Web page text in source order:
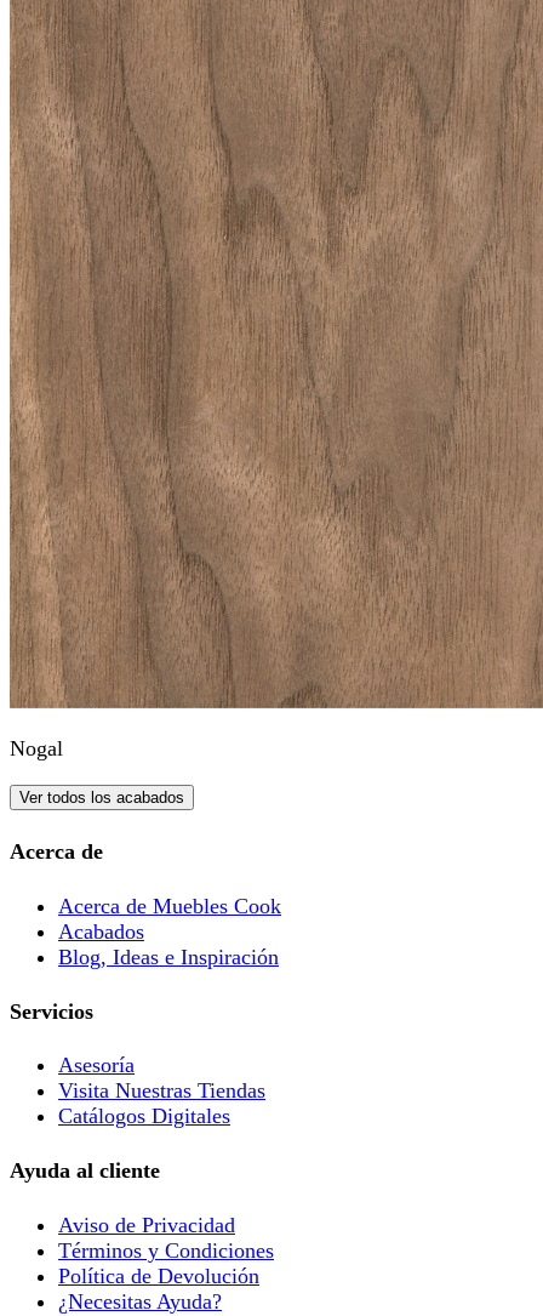
Nogal
Ver todos los acabados
Acerca de
Acerca de Muebles Cook
Acabados
Blog, Ideas e Inspiración
Servicios
Asesoría
Visita Nuestras Tiendas
Catálogos Digitales
Ayuda al cliente
Aviso de Privacidad
Términos y Condiciones
Política de Devolución
¿Necesitas Ayuda?